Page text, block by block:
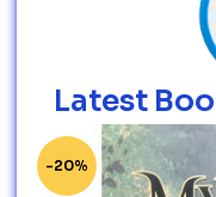
Latest
-20%